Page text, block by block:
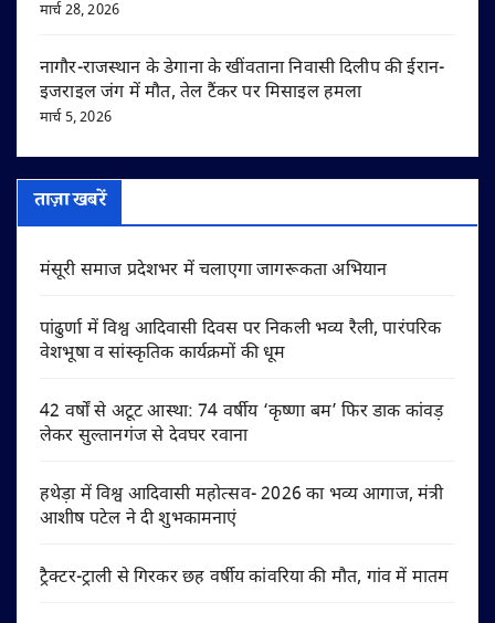
मार्च 28, 2026
नागौर-राजस्थान के डेगाना के खींवताना निवासी दिलीप की ईरान-
इजराइल जंग में मौत, तेल टैंकर पर मिसाइल हमला
मार्च 5, 2026
ताज़ा खबरें
मंसूरी समाज प्रदेशभर में चलाएगा जागरूकता अभियान
पांढुर्णा में विश्व आदिवासी दिवस पर निकली भव्य रैली, पारंपरिक
वेशभूषा व सांस्कृतिक कार्यक्रमों की धूम
42 वर्षों से अटूट आस्था: 74 वर्षीय ‘कृष्णा बम’ फिर डाक कांवड़
लेकर सुल्तानगंज से देवघर रवाना
हथेड़ा में विश्व आदिवासी महोत्सव- 2026 का भव्य आगाज, मंत्री
आशीष पटेल ने दी शुभकामनाएं
ट्रैक्टर-ट्राली से गिरकर छह वर्षीय कांवरिया की मौत, गांव में मातम